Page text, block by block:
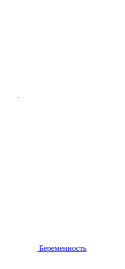
Беременность